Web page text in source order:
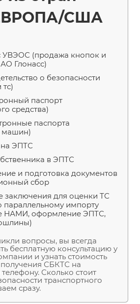
США
УВЭОС (продажа кнопок и
Глонасс)
о безопасности
паспорт
средства)
паспорта
машин)
ЭПТС
в ЭПТС
и подготовка документов
сбор
для оценки ТС
параллельному импорту
НАМИ, оформление ЭПТС,
вопросы, вы всегда
бесплатную консультацию у
и узнать стоимость
СБКТС на
Сколько стоит
транспортного
сразу.